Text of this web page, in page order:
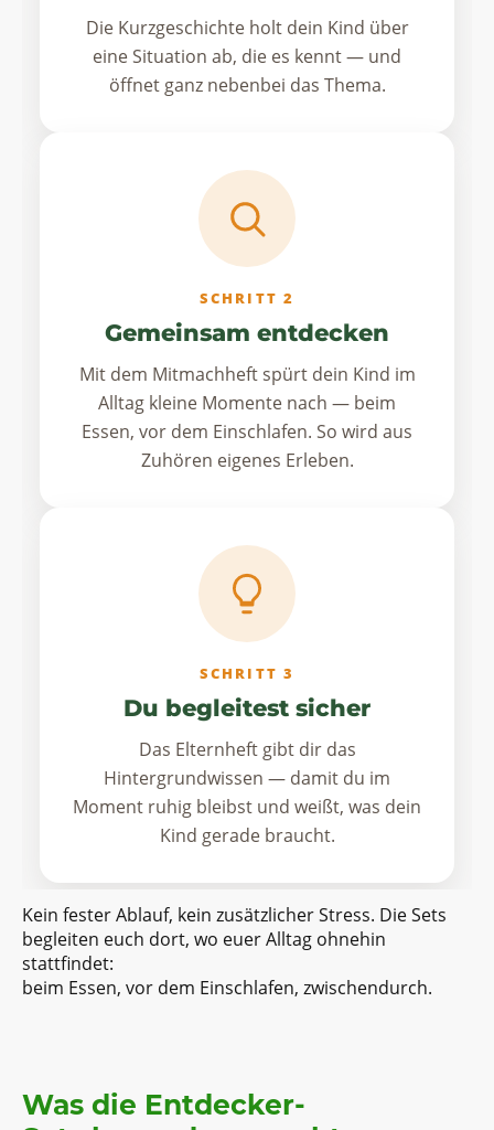
Die Kurzgeschichte holt dein Kind über
eine Situation ab, die es kennt — und
öffnet ganz nebenbei das Thema.
SCHRITT 2
Gemeinsam entdecken
Mit dem Mitmachheft spürt dein Kind im
Alltag kleine Momente nach — beim
Essen, vor dem Einschlafen. So wird aus
Zuhören eigenes Erleben.
SCHRITT 3
Du begleitest sicher
Das Elternheft gibt dir das
Hintergrundwissen — damit du im
Moment ruhig bleibst und weißt, was dein
Kind gerade braucht.
Kein fester Ablauf, kein zusätzlicher Stress. Die Sets
begleiten euch dort, wo euer Alltag ohnehin
stattfindet:
beim Essen, vor dem Einschlafen, zwischendurch.
Was die Entdecker-